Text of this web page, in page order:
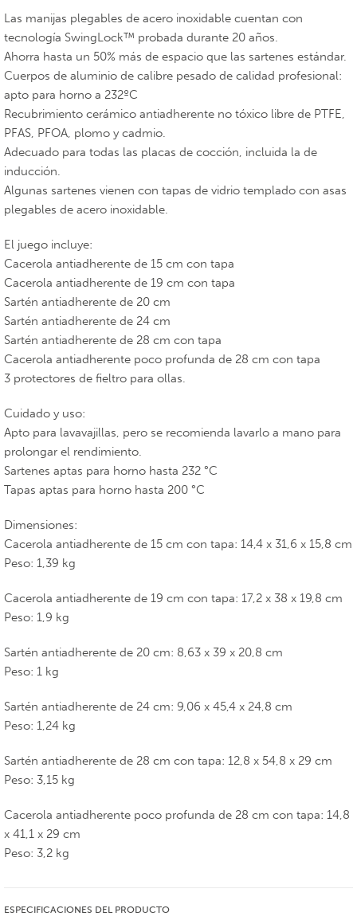
Las manijas plegables de acero inoxidable cuentan con
tecnología SwingLock™ probada durante 20 años.
Ahorra hasta un 50% más de espacio que las sartenes estándar.
Cuerpos de aluminio de calibre pesado de calidad profesional:
apto para horno a 232ºC
Recubrimiento cerámico antiadherente no tóxico libre de PTFE,
PFAS, PFOA, plomo y cadmio.
Adecuado para todas las placas de cocción, incluida la de
inducción.
Algunas sartenes vienen con tapas de vidrio templado con asas
plegables de acero inoxidable.
El juego incluye:
Cacerola antiadherente de 15 cm con tapa
Cacerola antiadherente de 19 cm con tapa
Sartén antiadherente de 20 cm
Sartén antiadherente de 24 cm
Sartén antiadherente de 28 cm con tapa
Cacerola antiadherente poco profunda de 28 cm con tapa
3 protectores de fieltro para ollas.
Cuidado y uso:
Apto para lavavajillas, pero se recomienda lavarlo a mano para
prolongar el rendimiento.
Sartenes aptas para horno hasta 232 °C
Tapas aptas para horno hasta 200 °C
Dimensiones:
Cacerola antiadherente de 15 cm con tapa: 14,4 x 31,6 x 15,8 cm
Peso: 1,39 kg
Cacerola antiadherente de 19 cm con tapa: 17,2 x 38 x 19,8 cm
Peso: 1,9 kg
Sartén antiadherente de 20 cm: 8,63 x 39 x 20,8 cm
Peso: 1 kg
Sartén antiadherente de 24 cm: 9,06 x 45,4 x 24,8 cm
Peso: 1,24 kg
Sartén antiadherente de 28 cm con tapa: 12,8 x 54,8 x 29 cm
Peso: 3,15 kg
Cacerola antiadherente poco profunda de 28 cm con tapa: 14,8
x 41,1 x 29 cm
Peso: 3,2 kg
ESPECIFICACIONES DEL PRODUCTO